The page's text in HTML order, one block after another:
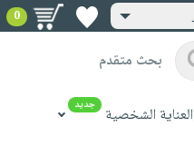
0
بحث متقدم
الشخصية جديد